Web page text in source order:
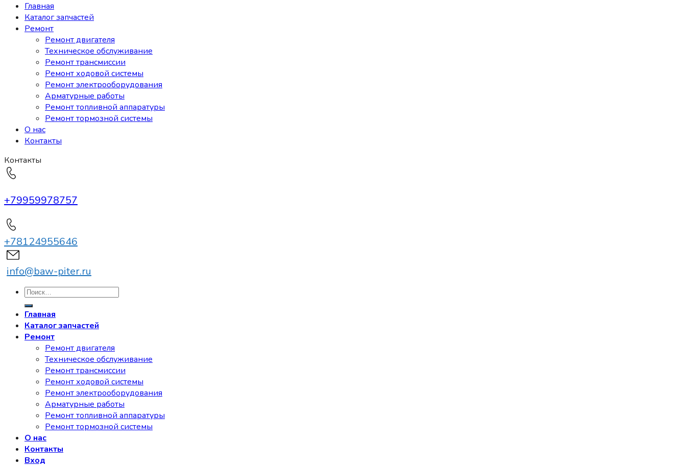
Главная
Каталог запчастей
Ремонт
Ремонт двигателя
Техническое обслуживание
Ремонт трансмиссии
Ремонт ходовой системы
Ремонт электрооборудования
Арматурные работы
Ремонт топливной аппаратуры
Ремонт тормозной системы
О нас
Контакты
Контакты
+79959978757
+78124955646
info@baw-piter.ru
Искать:
Главная
Каталог запчастей
Ремонт
Ремонт двигателя
Техническое обслуживание
Ремонт трансмиссии
Ремонт ходовой системы
Ремонт электрооборудования
Арматурные работы
Ремонт топливной аппаратуры
Ремонт тормозной системы
О нас
Контакты
Вход